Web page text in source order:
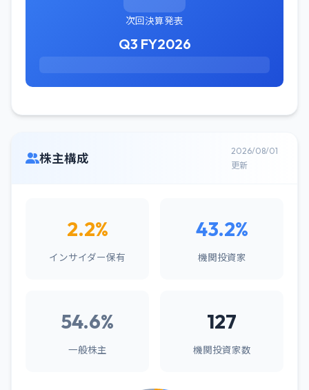
次回決算発表
Q3 FY2026
株主構成
2026/08/01
更新
2.2%
インサイダー保有
43.2%
機関投資家
54.6%
一般株主
127
機関投資家数